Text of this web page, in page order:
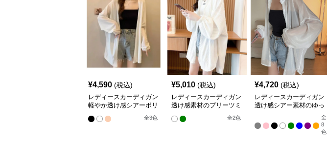
¥4,590 (税込)
レディースカーディガン
軽やか透け感シアーボリ
ューム袖羽織りカーディ
ガン
全3色
¥5,010 (税込)
レディースカーディガン
透け感素材のプリーツミ
ドル丈羽織りカーディガ
ン
全2色
¥4,720 (税込)
レディースカーディガン
透け感シアー素材のゆっ
全
8
色